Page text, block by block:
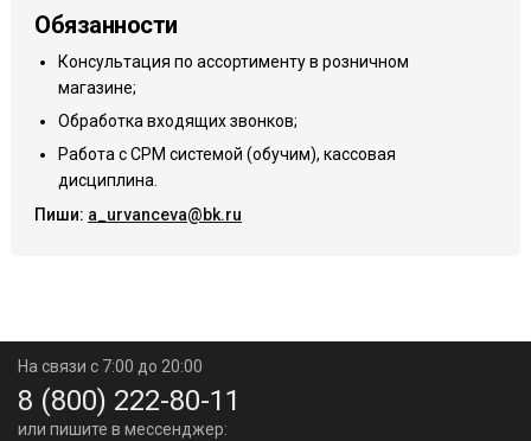
Обязанности
Консультация по ассортименту в розничном
магазине;
Обработка входящих звонков;
Работа с СРМ системой (обучим), кассовая
дисциплина.
Пиши: a_urvanceva@bk.ru
На связи с 7:00 до 20:00
8 (800) 222-80-11
или пишите в мессенджер: